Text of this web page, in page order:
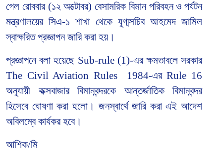
গেল রোববার (১২ অক্টোবর) বেসামরিক বিমান পরিবহন ও পর্যটন
মন্ত্রণালয়ের সিএ-১ শাখা থেকে যুগ্মসচিব আহমেদ জামিল
স্বাক্ষরিত প্রজ্ঞাপন জারি করা হয়।
প্রজ্ঞাপনে বলা হয়েছে Sub-rule (1)-এর ক্ষমতাবলে সরকার
The Civil Aviation Rules
1984-এর Rule 16
অনুযায়ী কক্সবাজার বিমানবন্দরকে আন্তর্জাতিক বিমানবন্দর
হিসেবে ঘোষণা করা হলো। জনস্বার্থে জারি করা এই আদেশ
অবিলম্বে কার্যকর হবে।
আশিক/মি